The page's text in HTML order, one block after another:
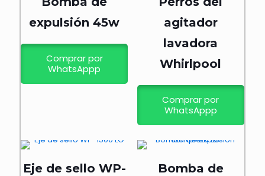
expulsión 45w
Comprar por
WhatsAppp
agitador
lavadora
Whirlpool
Comprar por
WhatsAppp
Eje de sello WP-
Bomba de